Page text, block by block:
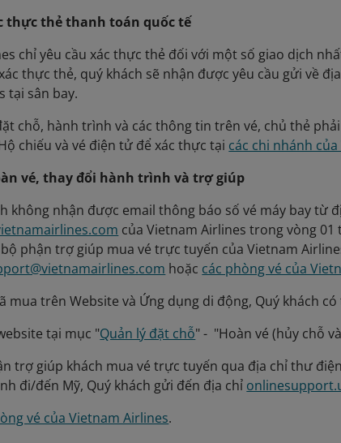
thực thẻ thanh toán quốc tế
chỉ yêu cầu xác thực thẻ đối với một số giao dịch
thực thẻ, quý khách sẽ nhận được yêu cầu gửi về
tại sân bay.
chỗ, hành trình và các thông tin trên vé, chủ thẻ
chiếu và vé điện tử để xác thực tại các chi nhánh
vé, thay đổi hành trình và trợ giúp
không nhận được email thông báo số vé máy bay từ
của Vietnam Airlines trong vòng
phận trợ giúp mua vé trực tuyến của Vietnam
hoặc các phòng vé của
mua trên Website và Ứng dụng di động, Quý khách
tại mục "Quản lý đặt chỗ" - "Hoàn vé (hủy chỗ
trợ giúp khách mua vé trực tuyến qua địa chỉ thư
đi/đến Mỹ, Quý khách gửi đến địa chỉ
vé của Vietnam Airlines.